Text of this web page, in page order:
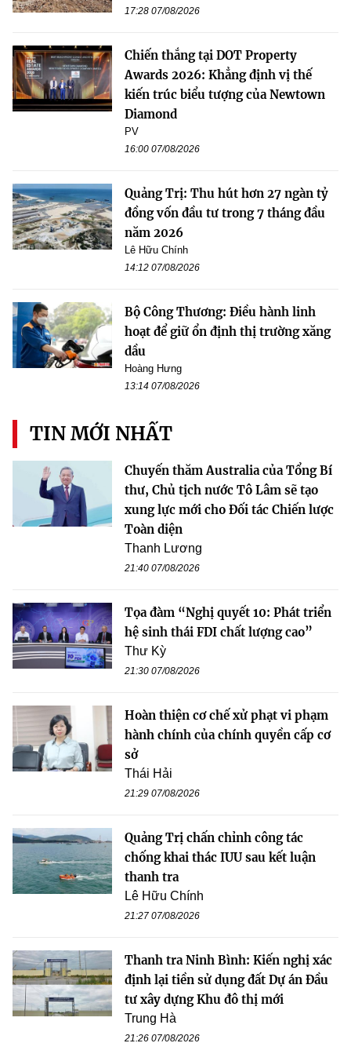
17:28 07/08/2026
Chiến thắng tại DOT Property
Awards 2026: Khẳng định vị thế
kiến trúc biểu tượng của Newtown
Diamond
PV
16:00 07/08/2026
Quảng Trị: Thu hút hơn 27 ngàn tỷ
đồng vốn đầu tư trong 7 tháng đầu
năm 2026
Lê Hữu Chính
14:12 07/08/2026
Bộ Công Thương: Điều hành linh
hoạt để giữ ổn định thị trường xăng
dầu
Hoàng Hưng
13:14 07/08/2026
TIN MỚI NHẤT
Chuyến thăm Australia của Tổng Bí
thư, Chủ tịch nước Tô Lâm sẽ tạo
xung lực mới cho Đối tác Chiến lược
Toàn diện
Thanh Lương
21:40 07/08/2026
Tọa đàm “Nghị quyết 10: Phát triển
hệ sinh thái FDI chất lượng cao”
Thư Kỳ
21:30 07/08/2026
Hoàn thiện cơ chế xử phạt vi phạm
hành chính của chính quyền cấp cơ
sở
Thái Hải
21:29 07/08/2026
Quảng Trị chấn chỉnh công tác
chống khai thác IUU sau kết luận
thanh tra
Lê Hữu Chính
21:27 07/08/2026
Thanh tra Ninh Bình: Kiến nghị xác
định lại tiền sử dụng đất Dự án Đầu
tư xây dựng Khu đô thị mới
Trung Hà
21:26 07/08/2026